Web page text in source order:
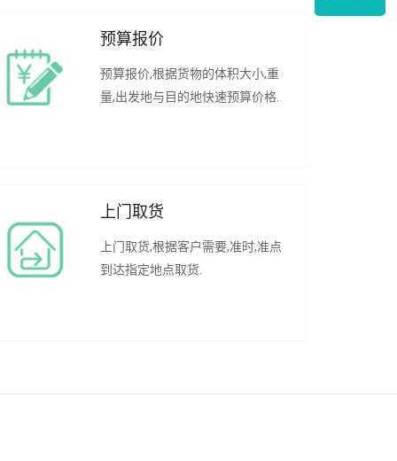
预算报价
预算报价,根据货物的体积大小,重
量,出发地与目的地快速预算价格.
上门取货
上门取货,根据客户需要,准时,准点
到达指定地点取货.